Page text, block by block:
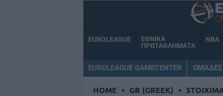
EUROLEAGUE
ΕΘΝΙΚΑ
ΠΡΩΤΑΘΛΗΜΑΤΑ
NBA
EUROLEAGUE GAMECENTER ΟΜΑΔΕΣ
HOME • GR (GREEK) •